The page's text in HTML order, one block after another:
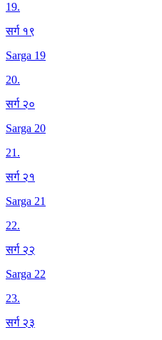
19.
सर्ग १९
Sarga 19
20.
सर्ग २०
Sarga 20
21.
सर्ग २१
Sarga 21
22.
सर्ग २२
Sarga 22
23.
सर्ग २३